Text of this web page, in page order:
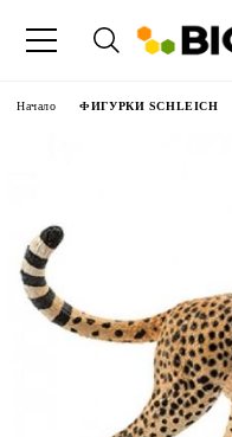
Начало ФИГУРКИ SCHLEICH